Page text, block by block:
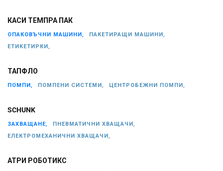
КАСИ ТЕМПРА ПАК
ОПАКОВЪЧНИ МАШИНИ,
ПАКЕТИРАЩИ МАШИНИ,
ЕТИКЕТИРКИ,
ТАПФЛО
ПОМПИ, ПОМПЕНИ СИСТЕМИ, ЦЕНТРОБЕЖНИ ПОМПИ,
SCHUNK
ЗАХВАЩАНЕ,
ПНЕВМАТИЧНИ ХВАЩАЧИ,
ЕЛЕКТРОМЕХАНИЧНИ ХВАЩАЧИ,
АТРИ РОБОТИКС